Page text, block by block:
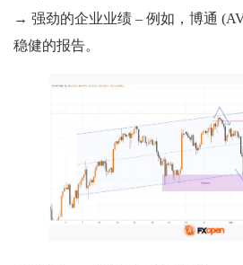
→ 强劲的企业业绩 – 例如，博通
稳健的报告。